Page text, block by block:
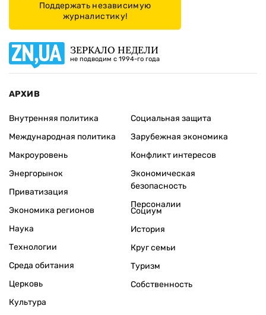
Поддержать независимую
журналистику!
ЗЕРКАЛО НЕДЕЛИ
не подводим с 1994-го года
АРХИВ
Внутренняя политика
Международная политика
Макроуровень
Энергорынок
Приватизация
Экономика регионов
Социальная защита
Зарубежная экономика
Конфликт интересов
Экономическая
безопасность
Персоналии
Наука
Технологии
Среда обитания
Церковь
Культура
Социум
История
Круг семьи
Туризм
Собственность